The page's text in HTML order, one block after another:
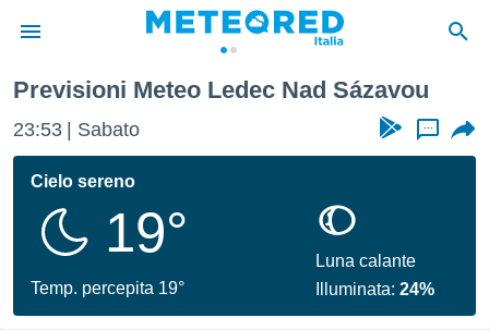
di
per
le
di
Previsioni Meteo Ledec Nad Sázavou
23:53 Sabato ...
Cielo sereno
19°
Temp. percepita 19°
Luna calante
Illuminata:24%